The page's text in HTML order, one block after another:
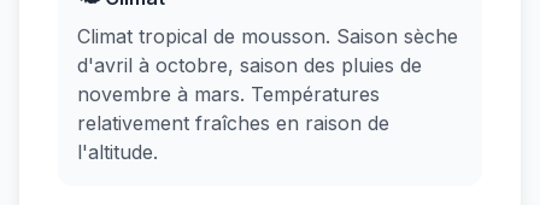
Climat tropical de mousson. Saison sèche
d'avril à octobre, saison des pluies de
novembre à mars. Températures
relativement fraîches en raison de
l'altitude.